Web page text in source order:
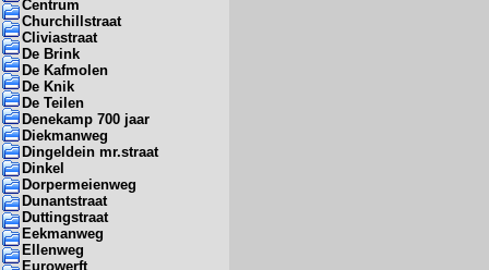
Centrum
Churchillstraat
Cliviastraat
De Brink
De Kafmolen
De Knik
De Teilen
Denekamp 700 jaar
Diekmanweg
Dingeldein mr.straat
Dinkel
Dorpermeienweg
Dunantstraat
Duttingstraat
Eekmanweg
Ellenweg
Eurowerft